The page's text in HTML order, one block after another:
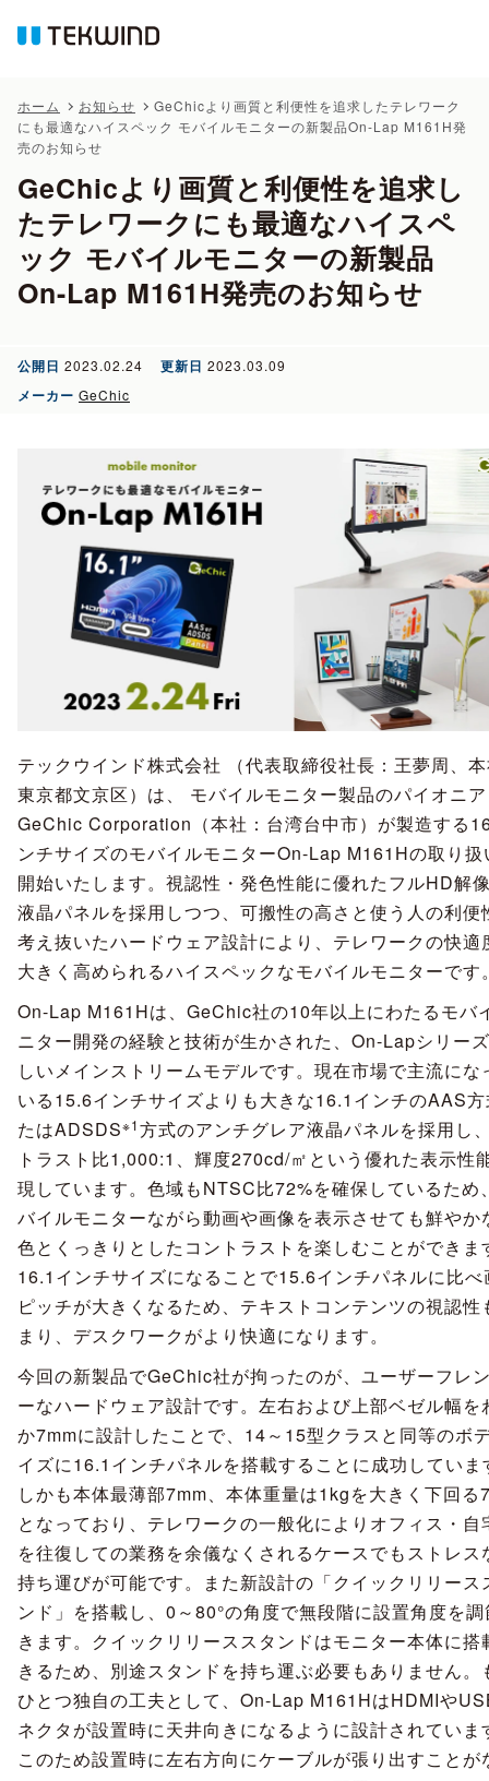
ホーム お知らせ
GeChicより画質と利便性を追求したテレワーク
にも最適なハイスペック モバイルモニターの新製品On-Lap M161H発
売のお知らせ
GeChicより画質と利便性を追求し
たテレワークにも最適なハイスペ
ック モバイルモニターの新製品
On-Lap M161H発売のお知らせ
公開日 2023.02.24 更新日 2023.03.09
メーカー GeChic
テックウインド株式会社 （代表取締役社長：王夢周、
東京都文京区）は、 モバイルモニター製品のパイオニア
GeChic Corporation（本社：台湾台中市）が製造する
ンチサイズのモバイルモニターOn-Lap M161Hの取り扱
開始いたします。視認性・発色性能に優れたフルHD解
液晶パネルを採用しつつ、可搬性の高さと使う人の利便
考え抜いたハードウェア設計により、テレワークの快適
大きく高められるハイスペックなモバイルモニターです
On-Lap M161Hは、GeChic社の10年以上にわたるモバ
ニター開発の経験と技術が生かされた、On-Lapシリー
しいメインストリームモデルです。現在市場で主流にな
いる15.6インチサイズよりも大きな16.1インチのAAS
たはADSDS※1方式のアンチグレア液晶パネルを採用し
トラスト比1,000:1、輝度270cd/㎡という優れた表示性
現しています。色域もNTSC比72%を確保しているため
バイルモニターながら動画や画像を表示させても鮮やか
色とくっきりとしたコントラストを楽しむことができま
16.1インチサイズになることで15.6インチパネルに比べ
ピッチが大きくなるため、テキストコンテンツの視認性
まり、デスクワークがより快適になります。
今回の新製品でGeChic社が拘ったのが、ユーザーフレ
ーなハードウェア設計です。左右および上部ベゼル幅を
か7mmに設計したことで、14～15型クラスと同等のボ
イズに16.1インチパネルを搭載することに成功していま
しかも本体最薄部7mm、本体重量は1kgを大きく下回る
となっており、テレワークの一般化によりオフィス・自
を往復しての業務を余儀なくされるケースでもストレス
持ち運びが可能です。また新設計の「クイックリリース
ンド」を搭載し、0～80°の角度で無段階に設置角度を
きます。クイックリリーススタンドはモニター本体に搭
きるため、別途スタンドを持ち運ぶ必要もありません。
ひとつ独自の工夫として、On-Lap M161HはHDMIや
ネクタが設置時に天井向きになるように設計されていま
このため設置時に左右方向にケーブルが張り出すことが